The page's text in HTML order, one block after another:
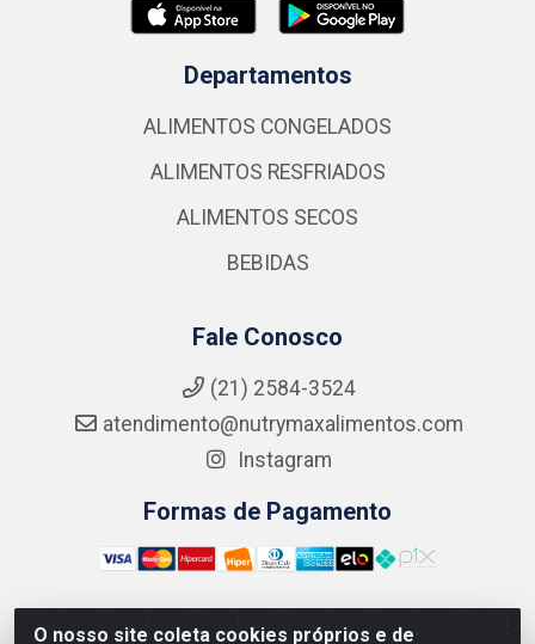
O nosso site coleta cookies próprios e de
Departamentos
ALIMENTOS CONGELADOS
ALIMENTOS RESFRIADOS
ALIMENTOS SECOS
BEBIDAS
Fale Conosco
(21) 2584-3524
atendimento@nutrymaxalimentos.com
Instagram
Formas de Pagamento